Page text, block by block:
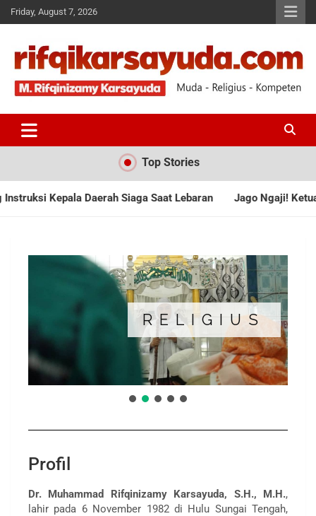
Friday, August 7, 2026
RIFQI KARSAYUDA
Top Stories
Daerah Siaga Saat Lebaran Jago Ngaji! Ketua Komisi II
RELIGIUS
Profil
Dr. Muhammad Rifqinizamy Karsayuda, S.H., M.H.,
lahir pada 6 November 1982 di Hulu Sungai Tengah,